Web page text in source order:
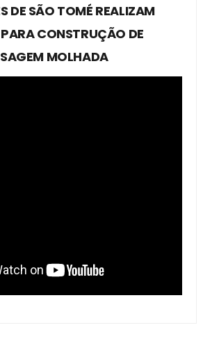
DE SÃO TOMÉ REALIZAM
CONSTRUÇÃO DE
MOLHADA